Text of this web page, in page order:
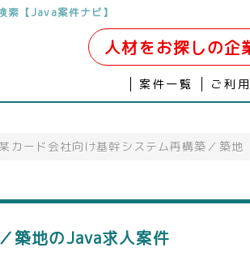
【Java案件ナビ】
人材をお探しの企
案件一覧 ご利
某カード会社向け基幹システム再構築／築地
築地のJava求人案件